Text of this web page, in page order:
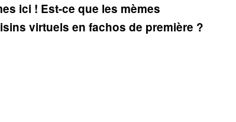
ici ! Est-ce que les mèmes
virtuels en fachos de première ?